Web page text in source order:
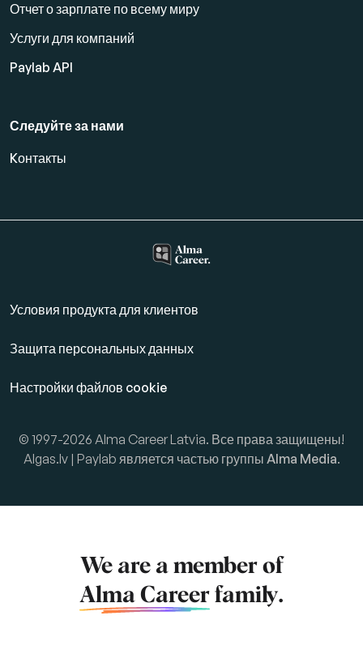
Отчет о зарплате по всему миру
Услуги для компаний
Paylab API
Следуйте за нами
Kонтакты
Условия продукта для клиентов
Защита персональных данных
Настройки файлов cookie
© 1997-2026 Alma Career Latvia. Все права защищены!
Algas.lv | Paylab является частью группы Alma Media.
We are a member of
Alma Career family.